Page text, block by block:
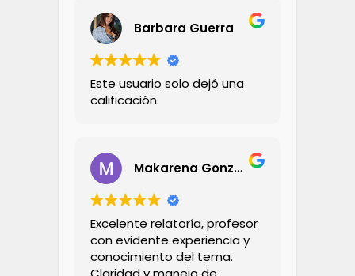
Explica con claridad,
creatividad y empatía ,
didactico con sus ejemplos
,su comunicación con los
alumnos es muy profesional!
Me encantó 💯%
Recomendado!
Barbara Guerra
Este usuario solo dejó una
calificación.
Makarena Gonzalez Dinamarca
Excelente relatoría, profesor
con evidente experiencia y
conocimiento del tema.